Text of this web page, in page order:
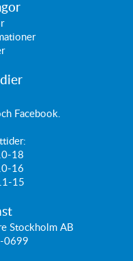
Facebook
18
16
15
Stockholm AB
0699